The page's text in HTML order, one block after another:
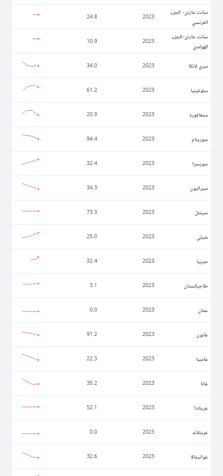
سانت مارتن- الجزء
الفرنسي
2023
24.8
سانت مارتن-الجزء
الهولندي
2023
10.9
سري لانكا 2023
34.0
سلوفينيا 2023
61.2
سنغافورة 2023
20.9
سورينام 2023
94.4
سويسرا 2023
32.4
سيراليون 2023
34.3
سيشل 2023
73.3
شيلي 2023
25.0
صربيا 2023
32.4
طاجيكستان 2023
3.1
عمان 2023
0.0
غابون 2023
91.2
غامبيا 2023
22.3
غانا 2023
35.2
غرينادا 2023
52.1
غرينلاند 2023
0.0
غواتيمالا 2023
32.6